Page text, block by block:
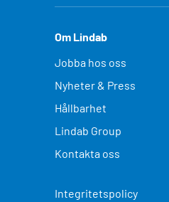
Om Lindab
Jobba hos oss
Nyheter & Press
Hållbarhet
Lindab Group
Kontakta oss
Integritetspolicy